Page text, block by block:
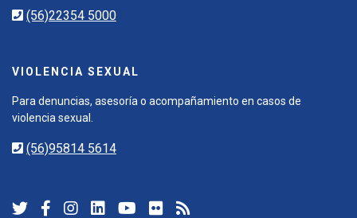
(56)22354 5000
VIOLENCIA SEXUAL
Para denuncias, asesoría o acompañamiento en casos de
violencia sexual.
(56)95814 5614